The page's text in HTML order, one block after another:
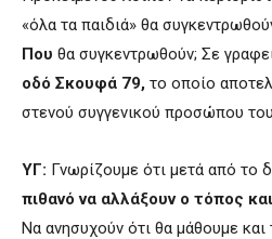
«όλα τα παιδιά» θα
Που θα συγκεντρωθούν; Σε
οδό Σκουφά 79, το οποίο
στενού συγγενικού προσώπου
ΥΓ: Γνωρίζουμε ότι μετά από το
πιθανό να αλλάξουν ο τόπος
Να ανησυχούν ότι θα μάθουμε